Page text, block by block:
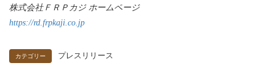
株式会社ＦＲＰカジ ホームページ
https://rd.frpkaji.co.jp
カテゴリー プレスリリース